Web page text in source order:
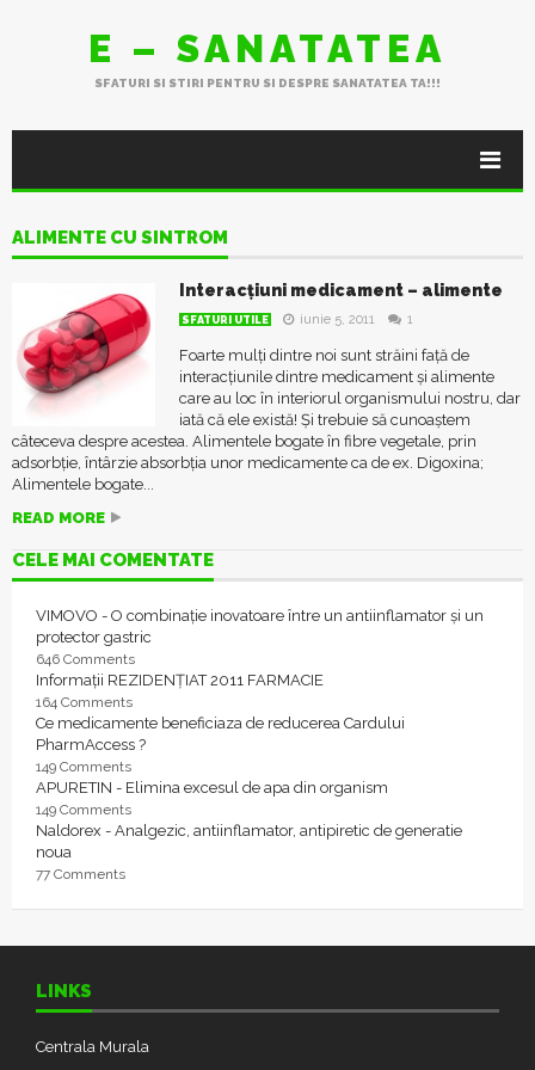
E – SANATATEA
SFATURI SI STIRI PENTRU SI DESPRE SANATATEA TA!!!
ALIMENTE CU SINTROM
Interacțiuni medicament – alimente
SFATURI UTILE iunie 5, 2011 1
Foarte mulți dintre noi sunt străini față de
interacțiunile dintre medicament și alimente
care au loc în interiorul organismului nostru, dar
iată că ele există! Și trebuie să cunoaștem
câteceva despre acestea. Alimentele bogate în fibre vegetale, prin
adsorbție, întârzie absorbția unor medicamente ca de ex. Digoxina;
Alimentele bogate...
READ MORE
CELE MAI COMENTATE
VIMOVO - O combinație inovatoare între un antiinflamator și un
protector gastric
646 Comments
Informații REZIDENȚIAT 2011 FARMACIE
164 Comments
Ce medicamente beneficiaza de reducerea Cardului
PharmAccess ?
149 Comments
APURETIN - Elimina excesul de apa din organism
149 Comments
Naldorex - Analgezic, antiinflamator, antipiretic de generatie
noua
77 Comments
LINKS
Centrala Murala